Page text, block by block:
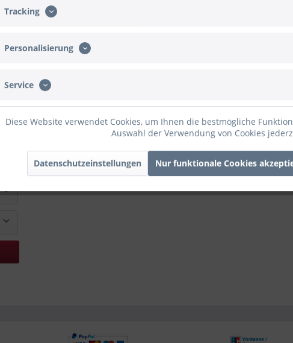
von Deluxe Homeart wird jedes
Windlicht zum Hingucker. Diese
LED-Kerze...
Vergleichen Merken
Tracking
Personalisierung
Service
Diese Website verwendet Cookies, um Ihnen die bestmögliche
Auswahl der Verwendung von Cookies
Datenschutzeinstellungen Nur funktionale Cookies